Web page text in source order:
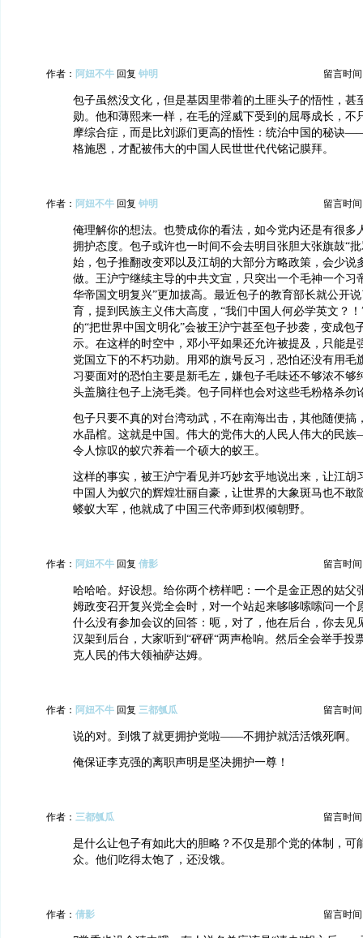
作者： 阿妞不牛 回复 钟明 留言时间
包子虽然没文化，但是基因里带着的土匪头子的悟性，甚
勋。他和薄熙来一样，在毛的淫威下受到的屈辱成长，不
摩综合症，而是比刘源们更高的悟性：统治中国的秘诀
格施恩，才配被伟大的中国人民世世代代铭记膜拜。
作者： 阿妞不牛 回复 钟明 留言时间
俺理解你的想法。也赞成你的看法，如今党内还是有很多
拥护态度。包子或许也一时间不会去明目张胆大张旗鼓“
始，包子推翻改变邓以及江胡的大部分方略政策，会少说
做。王沪宁继续主导的中共文宣，只突出一个毛神一个习
华帝国文明复兴”更加拔高。最近包子的教育部长就公开
育，提到民族主义伟大高度，“我们中国人何必学英文？
的“把世界中国文明化”会被王沪宁甚至包子抄袭，变成包
示。在这样的时空中，邓小平如果还允许被提及，只能是
党国立下的不朽功勋。用邓的旗号反习，恐怕还没有用毛
习要面对的恐怕主要是新毛左，嫌包子毛味还不够浓不够
头盖脑往包子上浇毛粪。包子同样也会对这些毛粉格杀勿
包子只要不真的对台湾动武，不在南海出击，其他随便搞
水晶棺。这就是中国。伟大的党伟大的人民人伟大的民
令人惊叹的蚁穴养着一个硕大的蚁王。
这样的事实，被王沪宁看见并巧妙玄乎地说出来，让江胡
中国人为蚁穴的辉煌壮丽自豪，让世界的大象斑马也不敢
蝼蚁大军，他就成了中国三代帝师到权倾朝野。
作者： 阿妞不牛 回复 倩影 留言时间
哈哈哈。好设想。给你两个榜样吧：一个是金正恩的姑父
姆政变召开复兴党全会时，对一个站起来哆哆嗦嗦问一个
什么没有参加会议的回答：呃，对了，他在后台，你去
汉架到后台，大家听到“砰砰“两声枪响。然后全会举手投
克人民的伟大领袖萨达姆。
作者： 阿妞不牛 回复 三都瓠瓜 留言时间
说的对。到饿了就更拥护党啦——不拥护就活活饿死啊。
俺保证李克强的离职声明是坚决拥护一尊！
作者： 三都瓠瓜 留言时间
是什么让包子有如此大的胆略？不仅是那个党的体制，可
众。他们吃得太饱了，还没饿。
作者： 倩影 留言时间